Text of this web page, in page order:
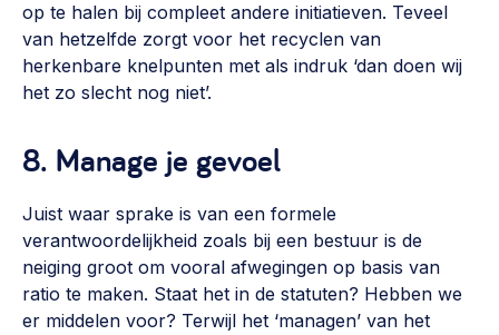
op te halen bij compleet andere initiatieven. Teveel
van hetzelfde zorgt voor het recyclen van
herkenbare knelpunten met als indruk ‘dan doen wij
het zo slecht nog niet’.
8. Manage je gevoel
Juist waar sprake is van een formele
verantwoordelijkheid zoals bij een bestuur is de
neiging groot om vooral afwegingen op basis van
ratio te maken. Staat het in de statuten? Hebben we
er middelen voor? Terwijl het ‘managen’ van het